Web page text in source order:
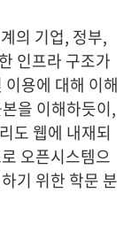
의 기업, 정부,
인프라 구조가
용에 대해 이해
을 이해하듯이,
도 웹에 내재되
오픈시스템으
기 위한 학문 분